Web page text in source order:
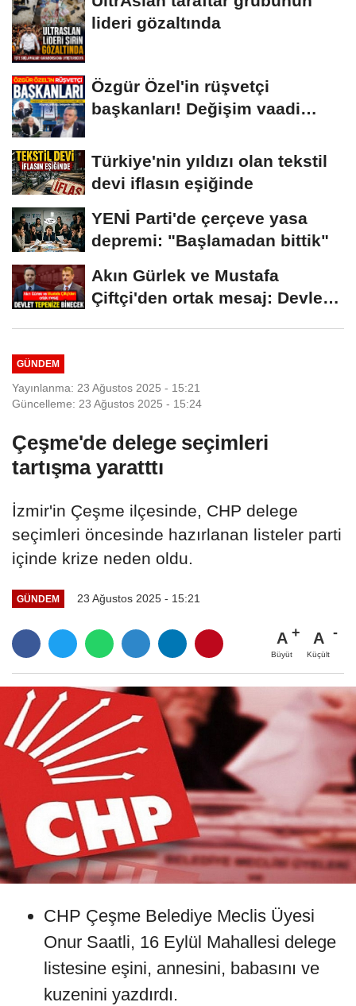
lideri gözaltında
Özgür Özel'in rüşvetçi
başkanları! Değişim vaadi
Türkiye'nin yıldızı olan tekstil
devi iflasın eşiğinde
YENİ Parti'de çerçeve yasa
depremi: "Başlamadan bittik"
Akın Gürlek ve Mustafa
Çiftçi'den ortak mesaj: Devlet
GÜNDEM
Yayınlanma: 23 Ağustos 2025 - 15:21
Güncelleme: 23 Ağustos 2025 - 15:24
Çeşme'de delege seçimleri
tartışma yaratttı
İzmir'in Çeşme ilçesinde, CHP delege
seçimleri öncesinde hazırlanan listeler parti
içinde krize neden oldu.
GÜNDEM 23 Ağustos 2025 - 15:21
A
Büyüt
A
Küçült
CHP Çeşme Belediye Meclis Üyesi
Onur Saatli, 16 Eylül Mahallesi delege
listesine eşini, annesini, babasını ve
kuzenini yazdırdı.